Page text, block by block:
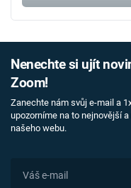
Nenechte si ujít
Zoom!
Zanechte nám svůj e-mail a
upozorníme na to nejnovější
našeho webu.